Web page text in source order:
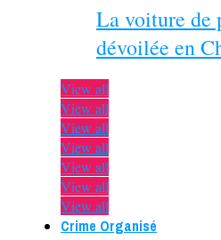
La voiture de
dévoilée en
View all
View all
View all
View all
View all
View all
View all
Crime Organisé